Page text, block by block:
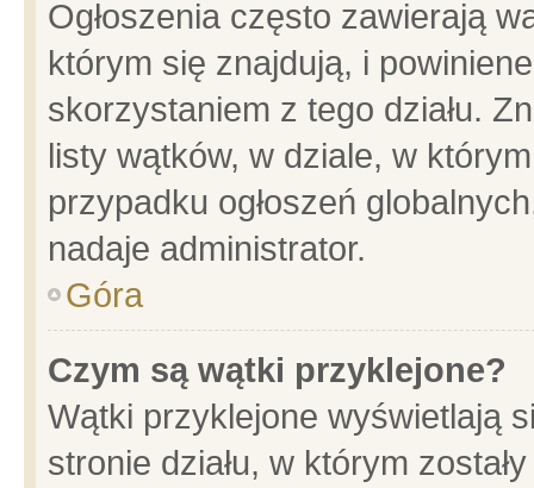
Ogłoszenia często zawierają
którym się znajdują, i
skorzystaniem z tego działu.
listy wątków, w dziale, w
przypadku ogłoszeń
nadaje administrator.
Góra
Czym są wątki przyklejone?
Wątki przyklejone wyświetlają
stronie działu, w którym